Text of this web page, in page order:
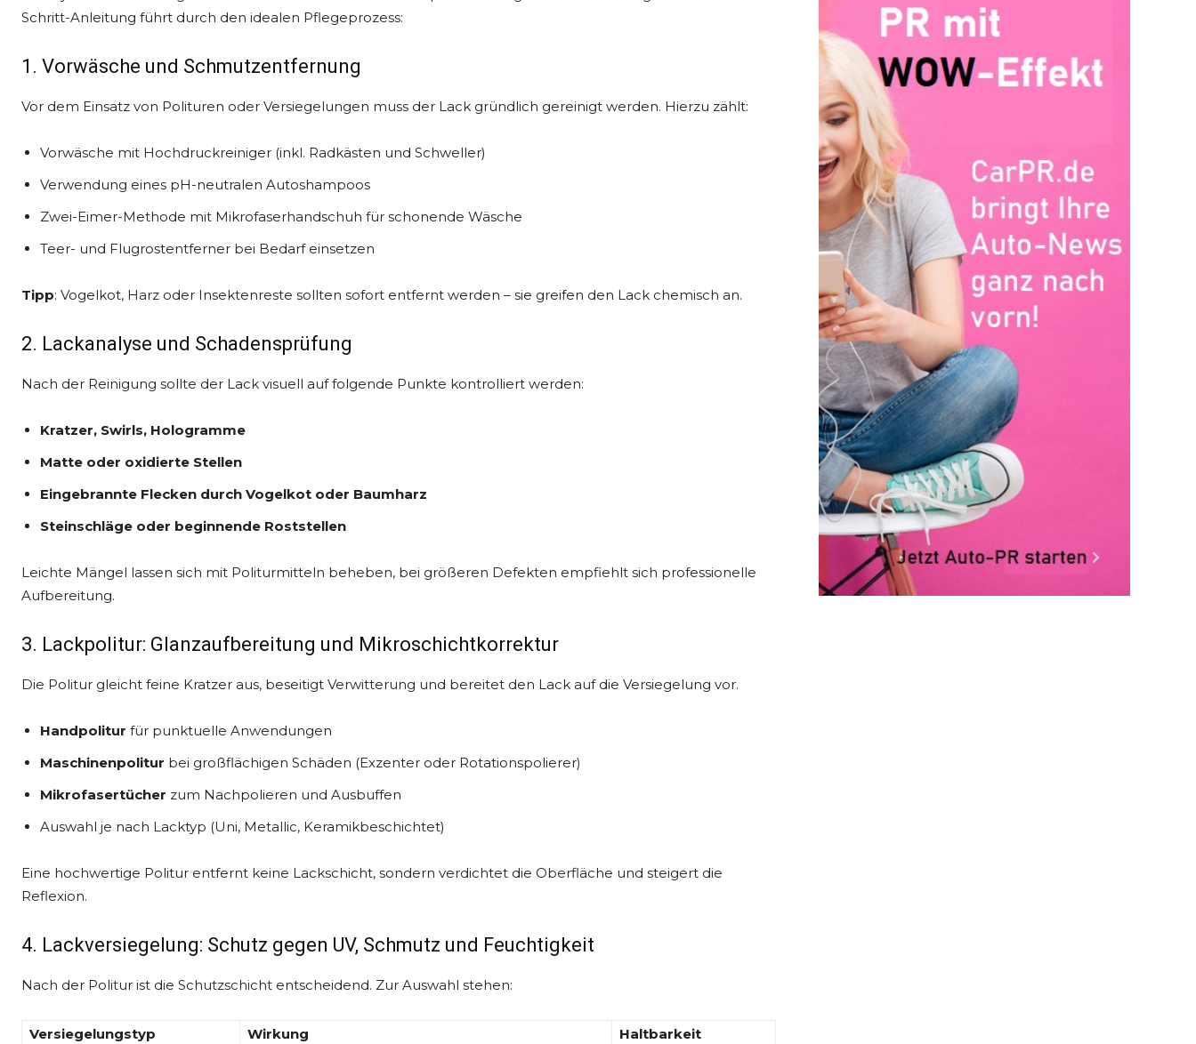
Schritt-Anleitung führt durch den idealen Pflegeprozess:
1. Vorwäsche und Schmutzentfernung
Vor dem Einsatz von Polituren oder Versiegelungen muss der Lack gründlich gereinigt werden. Hierzu zählt:
Vorwäsche mit Hochdruckreiniger (inkl. Radkästen und Schweller)
Verwendung eines pH-neutralen Autoshampoos
Zwei-Eimer-Methode mit Mikrofaserhandschuh für schonende Wäsche
Teer- und Flugrostentferner bei Bedarf einsetzen
Tipp: Vogelkot, Harz oder Insektenreste sollten sofort entfernt werden – sie greifen den Lack chemisch an.
2. Lackanalyse und Schadensprüfung
Nach der Reinigung sollte der Lack visuell auf folgende Punkte kontrolliert werden:
Kratzer, Swirls, Hologramme
Matte oder oxidierte Stellen
Eingebrannte Flecken durch Vogelkot oder Baumharz
Steinschläge oder beginnende Roststellen
Leichte Mängel lassen sich mit Politurmitteln beheben, bei größeren Defekten empfiehlt sich professionelle
Aufbereitung.
3. Lackpolitur: Glanzaufbereitung und Mikroschichtkorrektur
Die Politur gleicht feine Kratzer aus, beseitigt Verwitterung und bereitet den Lack auf die Versiegelung vor.
Handpolitur für punktuelle Anwendungen
Maschinenpolitur bei großflächigen Schäden (Exzenter oder Rotationspolierer)
Mikrofasertücher zum Nachpolieren und Ausbuffen
Auswahl je nach Lacktyp (Uni, Metallic, Keramikbeschichtet)
Eine hochwertige Politur entfernt keine Lackschicht, sondern verdichtet die Oberfläche und steigert die
Reflexion.
4. Lackversiegelung: Schutz gegen UV, Schmutz und Feuchtigkeit
Nach der Politur ist die Schutzschicht entscheidend. Zur Auswahl stehen:
Versiegelungstyp Wirkung
Haltbarkeit